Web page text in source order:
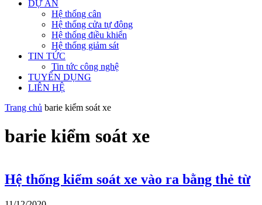
DỰ ÁN
Hệ thống cân
Hệ thống cửa tự động
Hệ thống điều khiển
Hệ thống giảm sát
TIN TỨC
Tin tức công nghệ
TUYỂN DỤNG
LIÊN HỆ
Trang chủ barie kiểm soát xe
barie kiểm soát xe
Hệ thống kiểm soát xe vào ra bằng thẻ từ